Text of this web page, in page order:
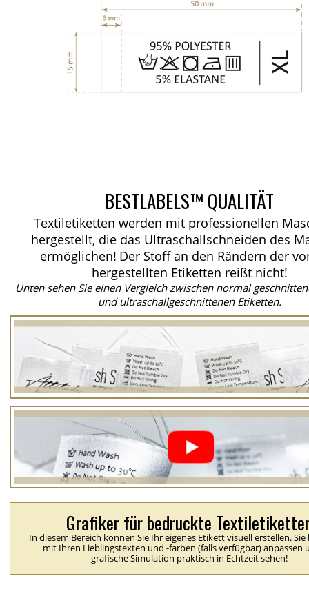
BESTLABELS™ QUALITÄT
Textiletiketten werden mit professionellen
hergestellt, die das Ultraschallschneiden des
ermöglichen! Der Stoff an den Rändern der
hergestellten Etiketten reißt nicht!
Unten sehen Sie einen Vergleich zwischen normal
und ultraschallgeschnittenen Etiketten.
Grafiker für bedruckte
In diesem Bereich können Sie Ihr eigenes Etikett visuell erstellen.
mit Ihren Lieblingstexten und -farben (falls verfügbar) anpassen
grafische Simulation praktisch in Echtzeit sehen!